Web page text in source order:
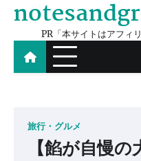
Skip
contentPR「本サイトはアフィ
旅行・グルメ
【餡が自慢